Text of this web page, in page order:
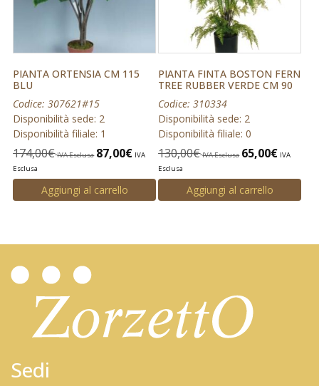
PIANTA ORTENSIA CM 115
BLU
Codice: 307621#15
Disponibilità sede: 2
Disponibilità filiale: 1
174,00€ IVA Esclusa 87,00€ IVA
Esclusa
Aggiungi al carrello
PIANTA FINTA BOSTON FERN
TREE RUBBER VERDE CM 90
Codice: 310334
Disponibilità sede: 2
Disponibilità filiale: 0
130,00€ IVA Esclusa 65,00€ IVA
Esclusa
Aggiungi al carrello
Sedi